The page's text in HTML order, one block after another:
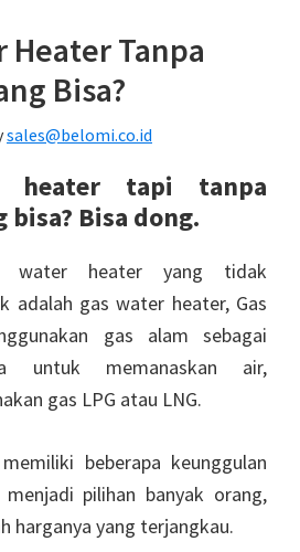
Heater Tanpa
Bisa?
sales@belomi.co.id
heater tapi tanpa
Bisa dong.
water heater yang tidak
adalah gas water heater, Gas
gas alam sebagai
untuk memanaskan air,
gas LPG atau LNG.
beberapa keunggulan
pilihan banyak orang,
harganya yang terjangkau.